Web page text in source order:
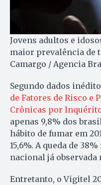
Jovens adultos e
maior prevalência de
Camargo / Agencia
Segundo dados
de Fatores de Risco e
Crônicas por
apenas 9,8% dos
hábito de fumar em
15,6%. A queda de
nacional já
Entretanto, o Vigitel